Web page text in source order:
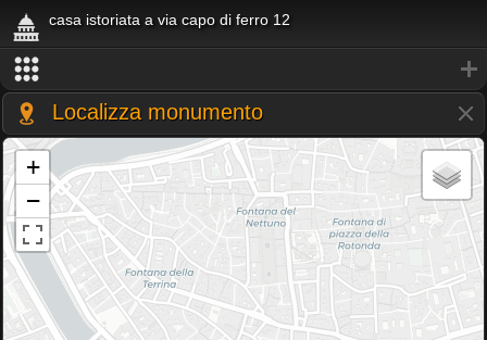
casa istoriata a via capo di ferro 12
Localizza monumento
+
−